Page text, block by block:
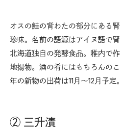
オスの鮭の背わたの部分にある
珍味。名前の語源はアイヌ語で
北海道独自の発酵食品。稚内で
地揚物。酒の肴にはもちろんの
年の新物の出荷は11月〜12月予定。
② 三升漬